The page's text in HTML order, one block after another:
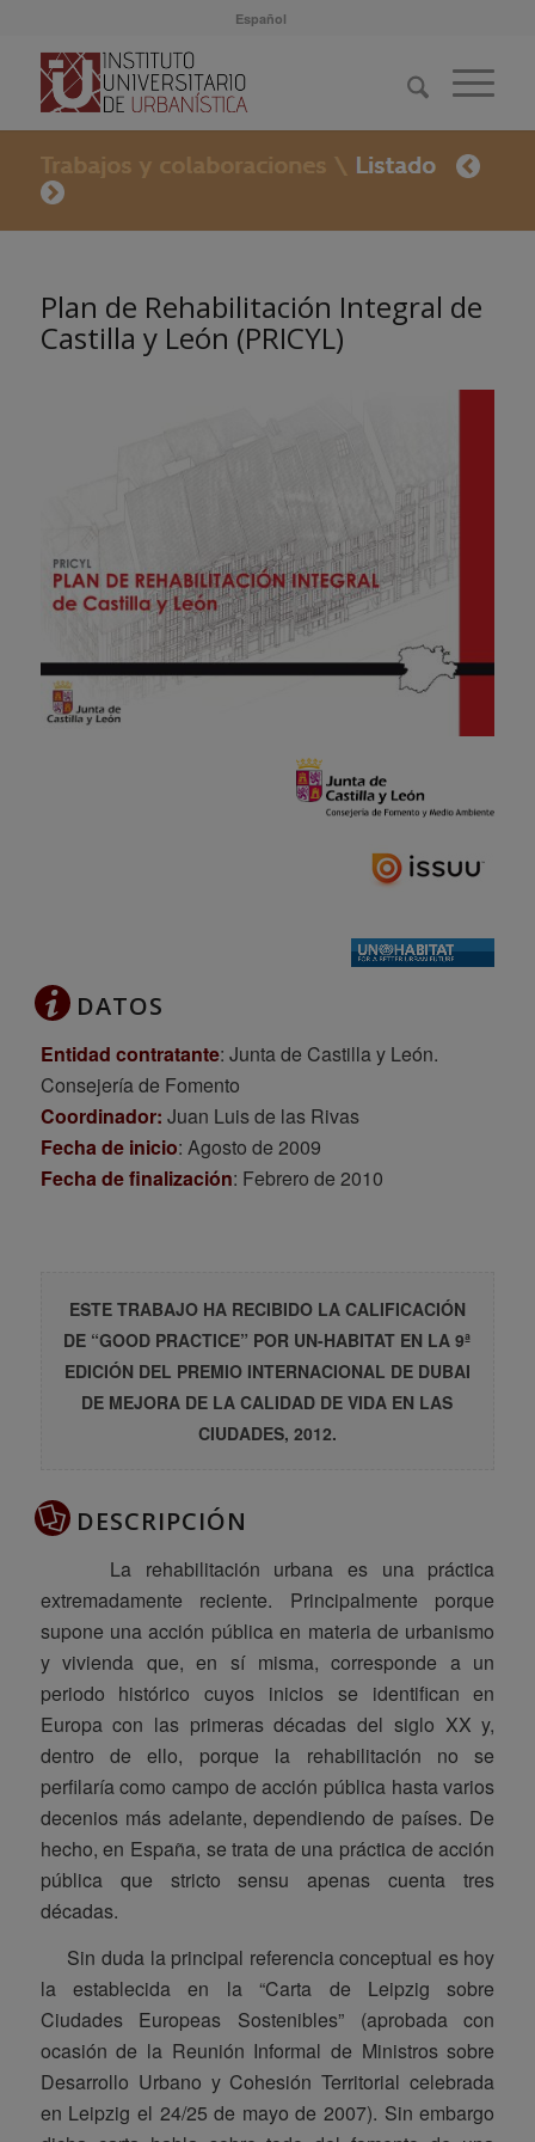
Español
Plan de Rehabilitación Integral de
Castilla y León (PRICYL)
DATOS
Entidad contratante: Junta de Castilla y León.
Consejería de Fomento
Coordinador: Juan Luis de las Rivas
Fecha de inicio: Agosto de 2009
Fecha de finalización: Febrero de 2010
ESTE TRABAJO HA RECIBIDO LA CALIFICACIÓN
DE “GOOD PRACTICE” POR UN-HABITAT EN LA 9ª
EDICIÓN DEL PREMIO INTERNACIONAL DE DUBAI
DE MEJORA DE LA CALIDAD DE VIDA EN LAS
CIUDADES, 2012.
DESCRIPCIÓN
La rehabilitación urbana es una práctica
extremadamente reciente. Principalmente porque
supone una acción pública en materia de urbanismo
y vivienda que, en sí misma, corresponde a un
periodo histórico cuyos inicios se identifican en
Europa con las primeras décadas del siglo XX y,
dentro de ello, porque la rehabilitación no se
perfilaría como campo de acción pública hasta varios
decenios más adelante, dependiendo de países. De
hecho, en España, se trata de una práctica de acción
pública que stricto sensu apenas cuenta tres
décadas.
Sin duda la principal referencia conceptual es hoy
la establecida en la “Carta de Leipzig sobre
Ciudades Europeas Sostenibles” (aprobada con
ocasión de la Reunión Informal de Ministros sobre
Desarrollo Urbano y Cohesión Territorial celebrada
en Leipzig el 24/25 de mayo de 2007). Sin embargo